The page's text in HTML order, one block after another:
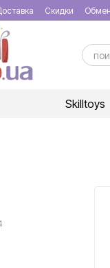
контентуСкидки
Skilltoys